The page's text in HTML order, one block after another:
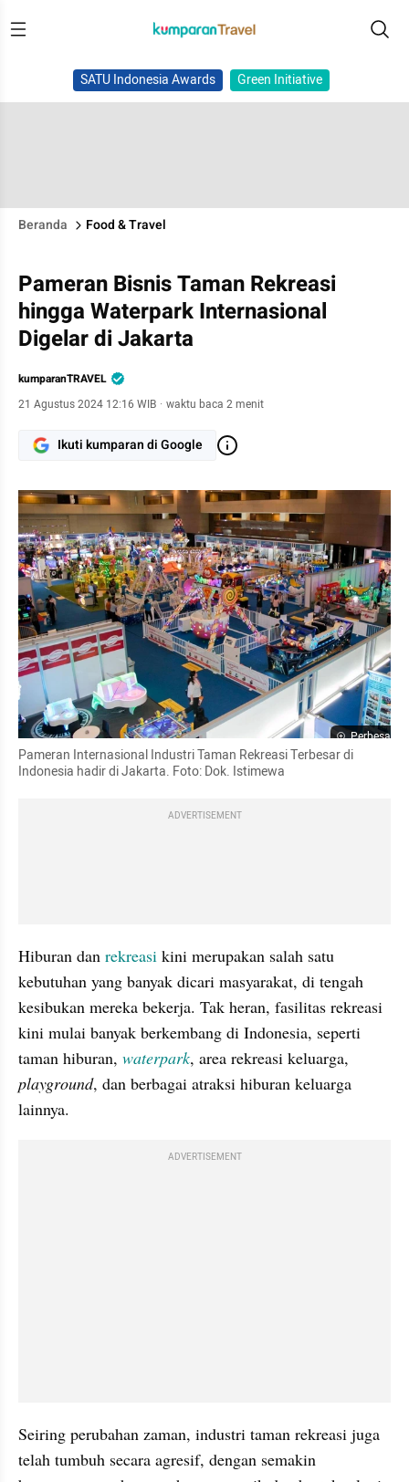
SATU Indonesia Awards Green Initiative
Beranda Food & Travel
Pameran Bisnis Taman Rekreasi
hingga Waterpark Internasional
Digelar di Jakarta
kumparanTRAVEL
21 Agustus 2024 12:16 WIB · waktu baca 2 menit
Ikuti kumparan di Google
Perbesar
Pameran Internasional Industri Taman Rekreasi Terbesar di
Indonesia hadir di Jakarta. Foto: Dok. Istimewa
ADVERTISEMENT
Hiburan dan rekreasi kini merupakan salah satu
kebutuhan yang banyak dicari masyarakat, di tengah
kesibukan mereka bekerja. Tak heran, fasilitas rekreasi
kini mulai banyak berkembang di Indonesia, seperti
taman hiburan, waterpark
playground, dan berbagai atraksi hiburan keluarga
lainnya.
ADVERTISEMENT
Seiring perubahan zaman, industri taman rekreasi juga
telah tumbuh secara agresif, dengan semakin